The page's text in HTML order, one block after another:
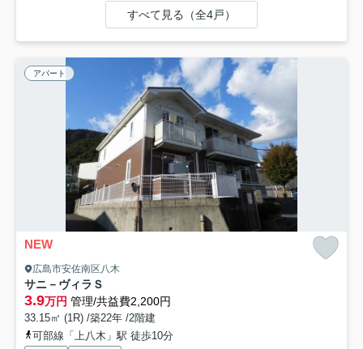
すべて見る（全4戸）
アパート
NEW
広島市安佐南区八木
サニ－ヴィラＳ
3.9万円 管理/共益費2,200円
33.15㎡ (1R) /築22年 /2階建
可部線「上八木」駅 徒歩10分